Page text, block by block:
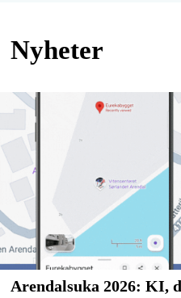
Nyheter
Arendalsuka 2026: KI,